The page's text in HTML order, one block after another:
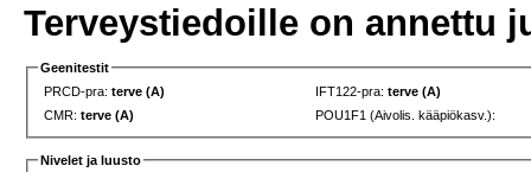
Terveystiedoille on annettu
Geenitestit
PRCD-pra:terve (A) IFT122-pra:terve (A)
CMR:terve (A) POU1F1 (Aivolis. kääpiökasv.):
Nivelet ja luusto